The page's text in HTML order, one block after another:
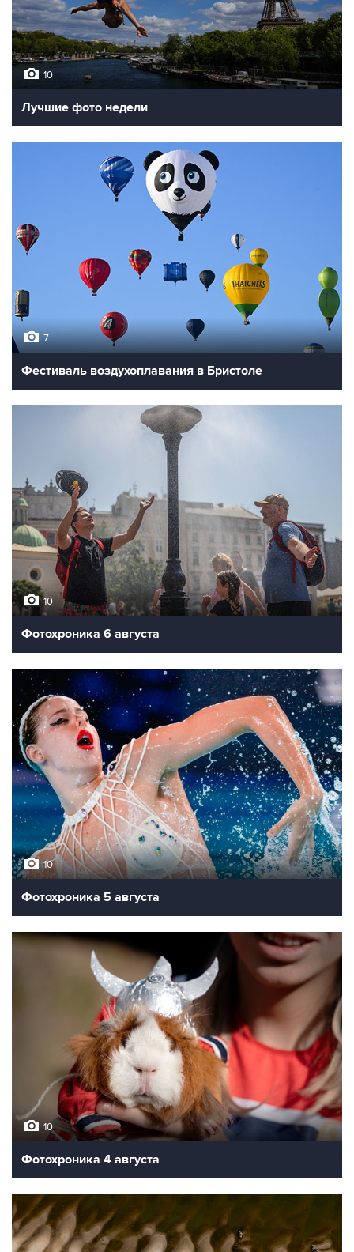
10
Лучшие фото недели
7
Фестиваль воздухоплавания в Бристоле
10
Фотохроника 6 августа
10
Фотохроника 5 августа
10
Фотохроника 4 августа